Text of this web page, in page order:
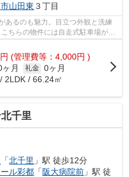
山田東 ３丁目
あるのも魅力。目立つ外観と洗練
ちらの物件には自走式駐車場があ
円 (管理費等：4,000円 )
ヶ月 礼金 0ヶ月
2LDK / 66.24㎡
千里
「北千里 」駅 徒歩12分
ル彩都 「阪大病院前 」駅 徒